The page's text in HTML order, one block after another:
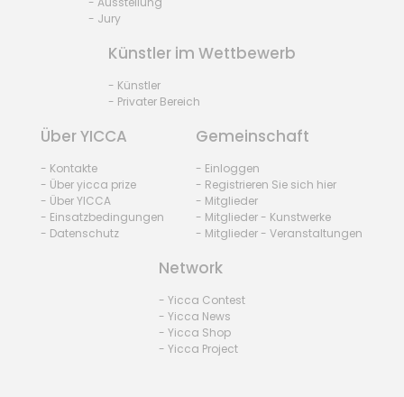
- Jury
Künstler im Wettbewerb
- Künstler
- Privater Bereich
Über YICCA
- Kontakte
- Über yicca prize
- Über YICCA
- Einsatzbedingungen
- Datenschutz
Gemeinschaft
- Einloggen
- Registrieren Sie sich hier
- Mitglieder
- Mitglieder - Kunstwerke
- Mitglieder - Veranstaltungen
Network
- Yicca Contest
- Yicca News
- Yicca Shop
- Yicca Project